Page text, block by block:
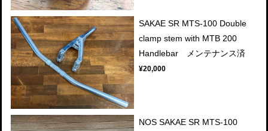
SAKAE SR MTS-100 Double
clamp stem with MTB 200
Handlebar メンテナンス済
¥20,000
NOS SAKAE SR MTS-100